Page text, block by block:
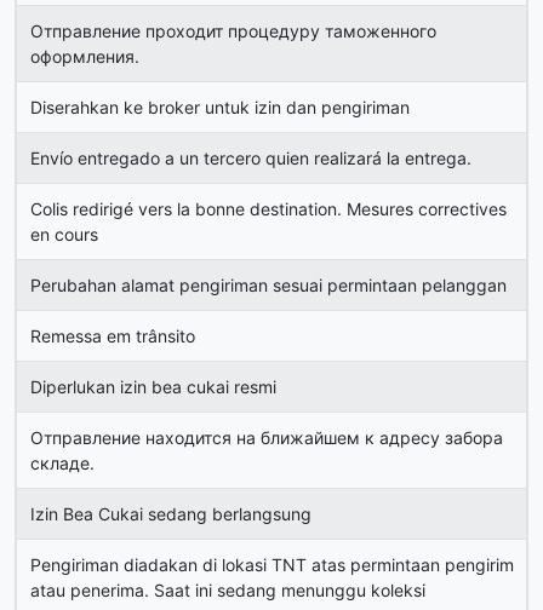
Отправление проходит процедуру таможенного
оформления.
Diserahkan ke broker untuk izin dan pengiriman
Envío entregado a un tercero quien realizará la entrega.
Colis redirigé vers la bonne destination. Mesures correctives
en cours
Perubahan alamat pengiriman sesuai permintaan pelanggan
Remessa em trânsito
Diperlukan izin bea cukai resmi
Отправление находится на ближайшем к адресу забора
складе.
Izin Bea Cukai sedang berlangsung
Pengiriman diadakan di lokasi TNT atas permintaan pengirim
atau penerima. Saat ini sedang menunggu koleksi